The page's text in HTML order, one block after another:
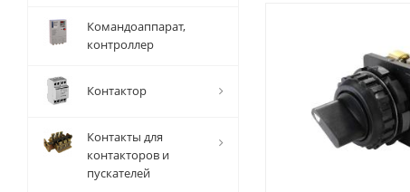
Командоаппарат,
контроллер
Контактор
Контакты для
контакторов и
пускателей